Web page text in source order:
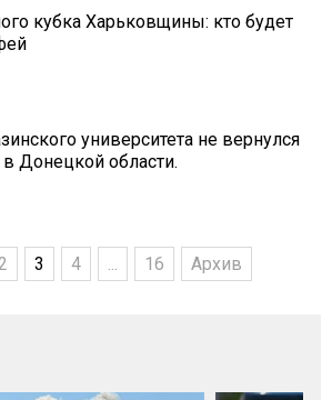
кубка Харьковщины: кто будет
университета не вернулся
Донецкой области.
3 4 ... 16 Архив